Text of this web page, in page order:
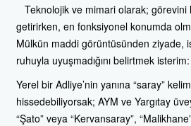
Teknolojik ve mimari olarak; görevini
getirirken, en fonksiyonel konumda
Mülkün maddi görüntüsünden ziyade,
ruhuyla uyuşmadığını belirtmek isterim:
Yerel bir Adliye’nin yanına “saray”
hissedebiliyorsak; AYM ve Yargıtay
“Şato” veya “Kervansaray”,